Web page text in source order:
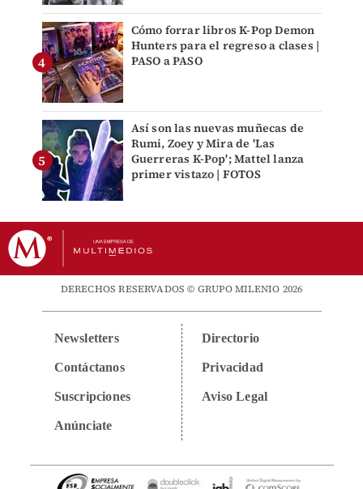
Cómo forrar libros K-Pop Demon
Hunters para el regreso a clases |
PASO a PASO
Así son las nuevas muñecas de
Rumi, Zoey y Mira de 'Las
Guerreras K-Pop'; Mattel lanza
primer vistazo | FOTOS
DERECHOS RESERVADOS © GRUPO MILENIO 2026
Newsletters
Contáctanos
Suscripciones
Anúnciate
Directorio
Privacidad
Aviso Legal